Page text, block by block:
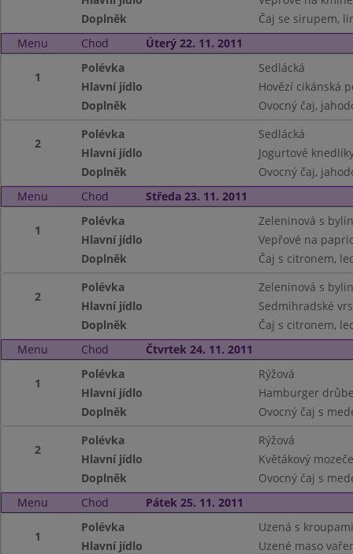
Doplněk
Čaj se sirupem,
Menu
Chod Úterý 22. 11. 2011
1
Polévka
Sedlácká
Hlavní jídlo
Hovězí cikánská
Doplněk
Ovocný čaj,
2
Polévka
Sedlácká
Hlavní jídlo
Jogurtové
Doplněk
Ovocný čaj,
Menu
Chod Středa 23. 11. 2011
1
Polévka
Zeleninová s
Hlavní jídlo
Vepřové na
Doplněk
Čaj s citronem,
2
Polévka
Zeleninová s
Hlavní jídlo
Sedmihradské
Doplněk
Čaj s citronem,
Menu
Chod Čtvrtek 24. 11. 2011
1
Polévka
Rýžová
Hlavní jídlo
Hamburger
Doplněk
Ovocný čaj s
2
Polévka
Rýžová
Hlavní jídlo
Květákový
Doplněk
Ovocný čaj s
Menu
Chod Pátek 25. 11. 2011
1
Polévka
Uzená s kroupami
Hlavní jídlo
Uzené maso